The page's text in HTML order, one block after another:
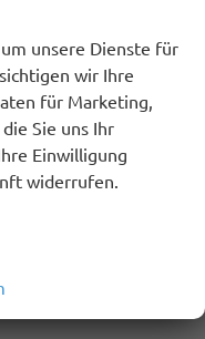
(EA8)
unsere Dienste für
wir Ihre
für Marketing,
Sie uns Ihr
Einwilligung
widerrufen.